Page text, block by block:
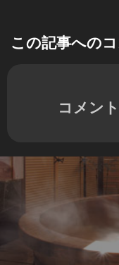
この記事への
コメン